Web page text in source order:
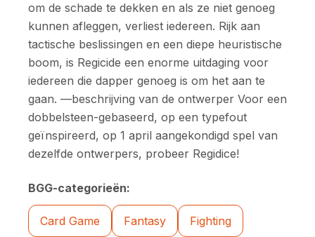
om de schade te dekken en als ze niet genoeg
kunnen afleggen, verliest iedereen. Rijk aan
tactische beslissingen en een diepe heuristische
boom, is Regicide een enorme uitdaging voor
iedereen die dapper genoeg is om het aan te
gaan. —beschrijving van de ontwerper Voor een
dobbelsteen-gebaseerd, op een typefout
geïnspireerd, op 1 april aangekondigd spel van
dezelfde ontwerpers, probeer Regidice!
BGG-categorieën:
Card Game Fantasy Fighting